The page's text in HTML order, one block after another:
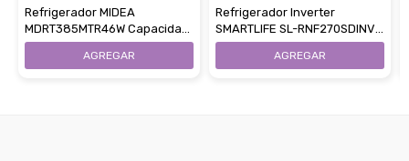
Refrigerador MIDEA
MDRT385MTR46W Capacidad
281L Frío Seco
Refrigerador Inverter
SMARTLIFE SL-RNF270SDINV
Capacidad 249LtsFrío Seco